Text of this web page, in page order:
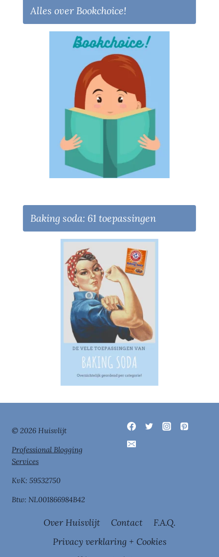
Alles over Bookchoice!
Baking soda: 61 toepassingen
© 2026 Huisvlijt
Professional Blogging
Services
KvK: 59532750
Btw: NL001866984B42
Over Huisvlijt Contact
F.A.Q.
Privacy verklaring + Cookies